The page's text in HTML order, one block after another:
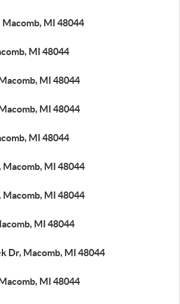
Macomb, MI 48044
MI 48044
MI 48044
MI 48044
MI 48044
Macomb, MI 48044
Macomb, MI 48044
MI 48044
Dr, Macomb, MI 48044
MI 48044